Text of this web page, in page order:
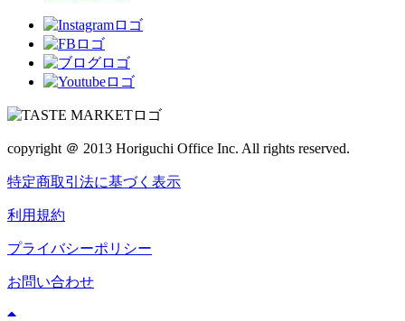
copyright ＠ 2013 Horiguchi Office Inc. All rights reserved.
特定商取引法に基づく表示
利用規約
プライバシーポリシー
お問い合わせ